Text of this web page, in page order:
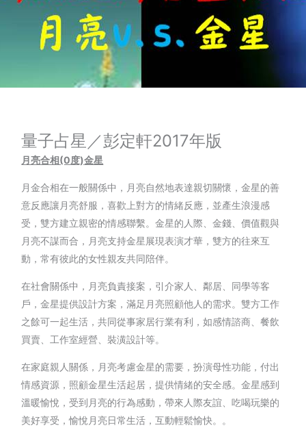
量子占星／彭定軒2017年版
月亮合相(0度)金星
月金合相在一般關係中，月亮自然地表達親切關懷，金星的善
意反應讓月亮舒服，喜歡上對方的情緒反應，並產生浪漫感
受，雙方建立親密的情感聯繫。金星的人際、金錢、價值觀與
月亮不謀而合，月亮支持金星展現表演才華，雙方的往來互
動，常有彼此的女性親友共同陪伴。
在社會關係中，月亮負責接案，引介家人、鄰居、同學等客
戶，金星提供設計方案，滿足月亮照顧他人的需求。雙方工作
之餘可一起生活，共同從事家居行業有利，如感情諮商、餐飲
買賣、工作室經營、裝潢設計等。
在家庭親人關係，月亮考慮金星的需要，扮演母性功能，付出
情感資源，照顧金星生活起居，提供情緒的安全感。金星感到
溫暖愉悅，受到月亮的行為感動，帶來人際友誼、吃喝玩樂的
美好享受，愉悅月亮日常生活，互動輕鬆愉快。。